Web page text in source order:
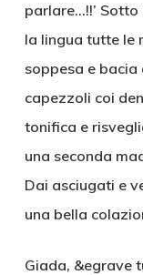
parlare…!!’ Sotto
la lingua tutte le
soppesa e bacia
capezzoli coi
tonifica e
una seconda
Dai asciugati e
una bella
Giada, &egrave